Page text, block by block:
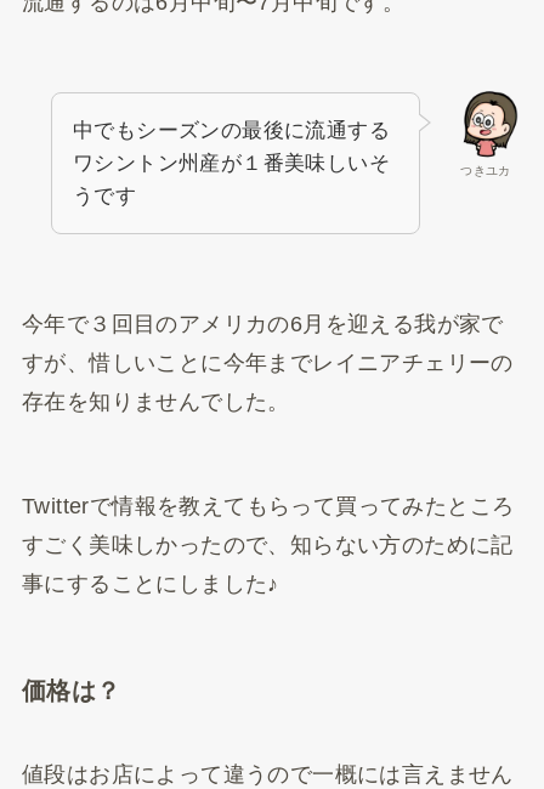
つきユカ
中でもシーズンの最後に流通する
ワシントン州産が１番美味しいそ
うです
今年で３回目のアメリカの6月を迎える我が家で
すが、惜しいことに今年までレイニアチェリーの
存在を知りませんでした。
Twitterで情報を教えてもらって買ってみたところ
すごく美味しかったので、知らない方のために記
事にすることにしました♪
価格は？
値段はお店によって違うので一概には言えません